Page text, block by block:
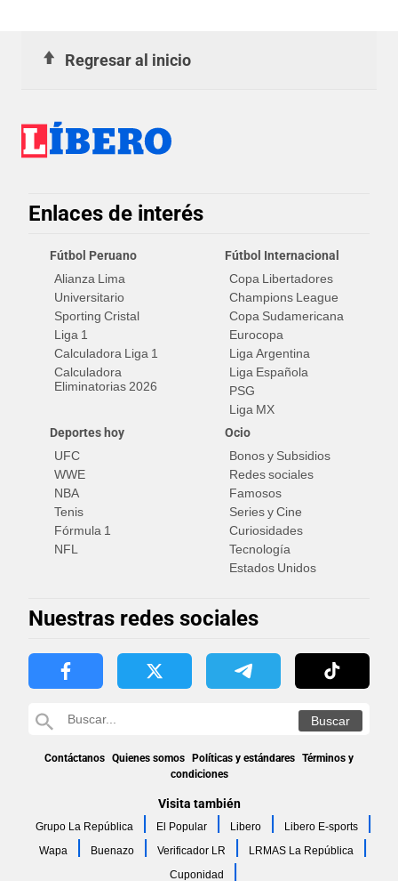
Regresar al inicio
Enlaces de interés
Fútbol Peruano
Alianza Lima
Universitario
Sporting Cristal
Liga 1
Calculadora Liga 1
Calculadora
Eliminatorias 2026
Fútbol Internacional
Copa Libertadores
Champions League
Copa Sudamericana
Eurocopa
Liga Argentina
Liga Española
PSG
Liga MX
Deportes hoy
UFC
WWE
NBA
Tenis
Fórmula 1
NFL
Ocio
Bonos y Subsidios
Redes sociales
Famosos
Series y Cine
Curiosidades
Tecnología
Estados Unidos
Nuestras redes sociales
Contáctanos Quienes somos Políticas y estándares Términos y
condiciones
Visita también
Grupo La República El Popular Libero
Libero E-sports
Wapa
Buenazo Verificador LR
LRMAS La República
Cuponidad